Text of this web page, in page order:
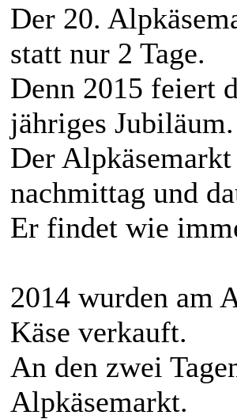
Der 20.
statt nur 2 Tage.
Denn 2015 feiert
jähriges Jubiläum.
Der
nachmittag und
Er findet wie
2014 wurden am
Käse verkauft.
An den zwei
Alpkäsemarkt.